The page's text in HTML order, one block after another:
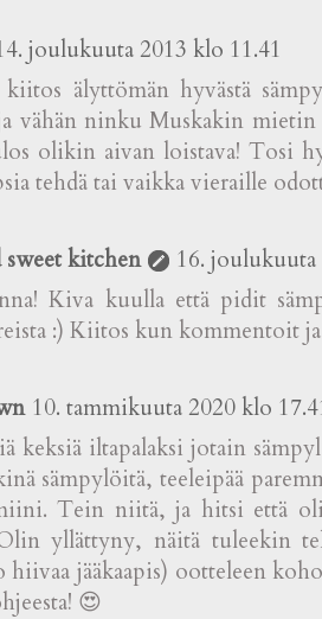
joulukuuta 2013 klo 11.41
älyttömän hyvästä
vähän ninku Muskakin
olikin aivan loistava! Tosi
tehdä tai vaikka vieraille
kitchen
16.
Kiva kuulla että pidit
:) Kiitos kun kommentoit
10. tammikuuta 2020 klo
keksiä iltapalaksi jotain
sämpylöitä, teeleipää
Tein niitä, ja hitsi että
yllättyny, näitä tuleekin
hiivaa jääkaapis) ootteleen
😍